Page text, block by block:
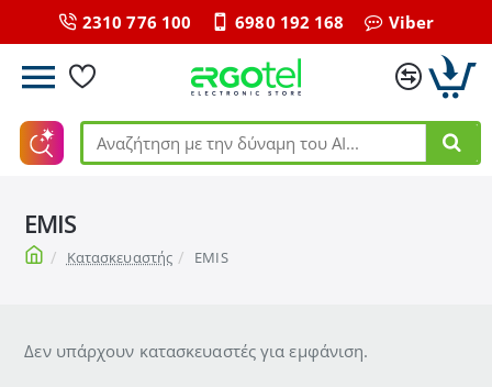
2310 776 100 6980 192 168 Viber
Αναζήτηση
ΑΙ...
EMIS
homeΚατασκευαστής EMIS
Δεν υπάρχουν κατασκευαστές για εμφάνιση.